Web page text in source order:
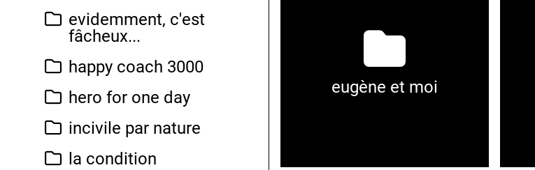
evidemment, c'est
fâcheux...
happy coach 3000
hero for one day
incivile par nature
la condition
eugène et moi